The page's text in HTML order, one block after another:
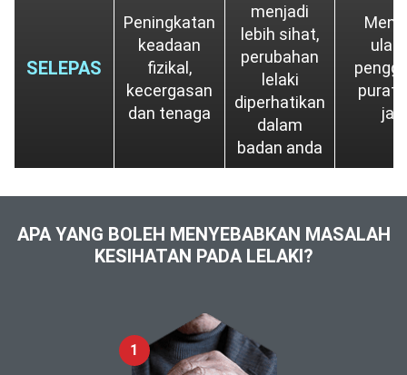
SELEPAS
Peningkatan
keadaan
fizikal,
kecergasan
dan tenaga
menjadi
lebih sihat,
perubahan
lelaki
diperhatikan
dalam
badan anda
APA YANG BOLEH MENYEBABKAN MASALAH
KESIHATAN PADA LELAKI?